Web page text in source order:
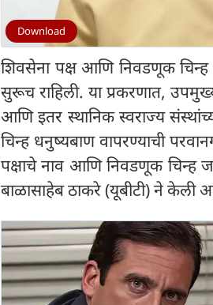
Download
शिवसेना पक्ष आणि निवडणूक चिन्ह
सुरूच राहिली. या प्रकरणात,
आणि इतर स्थानिक स्वराज्य
चिन्ह धनुष्यबाण वापरण्याची
पक्षाचे नाव आणि निवडणूक चिन्ह
बाळासाहेब ठाकरे (यूबीटी) ने केली